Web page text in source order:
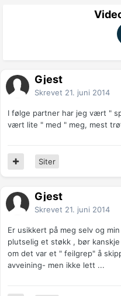
Gjest
Skrevet 21. juni 2014
I følge partner har jeg vært "
vært lite " med " meg, mest
Siter
Gjest
Skrevet 21. juni 2014
Er usikkert på meg selv og
plutselig et støkk , bør
om det var et " feilgrep" å
avveining- men ikke lett ...